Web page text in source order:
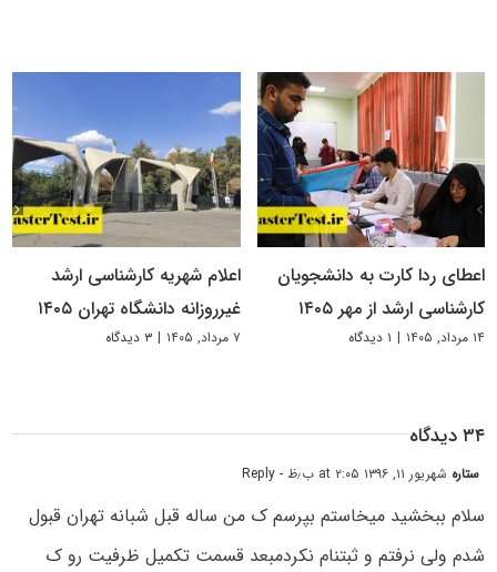
اعطای ردا کارت به دانشجویان
کارشناسی ارشد از مهر ۱۴۰۵
۱۴ مرداد, ۱۴۰۵ | ۱ دیدگاه
اعلام شهریه کارشناسی ارشد
غیرروزانه دانشگاه تهران ۱۴۰۵
۷ مرداد, ۱۴۰۵ | ۳ دیدگاه
۳۴ دیدگاه
ستاره شهریور ۱۱, ۱۳۹۶ at ۲:۰۵ ب٫ظ - Reply
سلام ببخشید میخاستم بپرسم ک من ساله قبل شبانه تهران قبول
شدم ولی نرفتم و ثبتنام نکردمبعد قسمت تکمیل ظرفیت رو ک